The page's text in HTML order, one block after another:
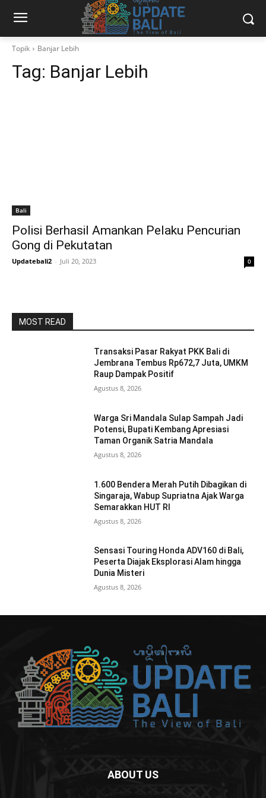
Topik Banjar Lebih
Tag: Banjar Lebih
Bali
Polisi Berhasil Amankan Pelaku Pencurian
Gong di Pekutatan
Updatebali2 - Juli 20, 2023 0
MOST READ
Transaksi Pasar Rakyat PKK Bali di
Jembrana Tembus Rp672,7 Juta, UMKM
Raup Dampak Positif
Agustus 8, 2026
Warga Sri Mandala Sulap Sampah Jadi
Potensi, Bupati Kembang Apresiasi
Taman Organik Satria Mandala
Agustus 8, 2026
1.600 Bendera Merah Putih Dibagikan di
Singaraja, Wabup Supriatna Ajak Warga
Semarakkan HUT RI
Agustus 8, 2026
Sensasi Touring Honda ADV160 di Bali,
Peserta Diajak Eksplorasi Alam hingga
Dunia Misteri
Agustus 8, 2026
ABOUT US